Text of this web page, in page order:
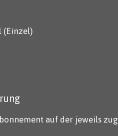
(Einzel)
auf der jeweils